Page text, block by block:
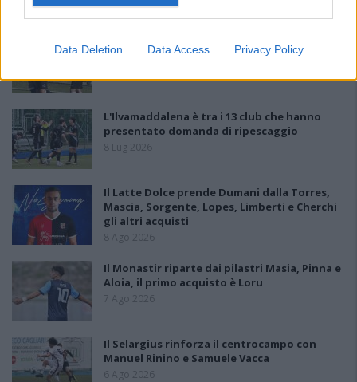
Data Deletion Data Access Privacy Policy
Amichevole Ossese: 3-1 al Cagliari Primavera,
doppietta di Tapparello
L'Ilvamaddalena è tra i 13 club che hanno
presentato domanda di ripescaggio
8 Lug 2026
Il Latte Dolce prende Dumani dalla Torres,
Mascia, Sorgente, Lopes, Limberti e Cherchi
gli altri acquisti
8 Ago 2026
Il Monastir riparte dai pilastri Masia, Pinna e
Aloia, il primo acquisto è Loru
7 Ago 2026
Il Selargius rinforza il centrocampo con
Manuel Rinino e Samuele Vacca
6 Ago 2026